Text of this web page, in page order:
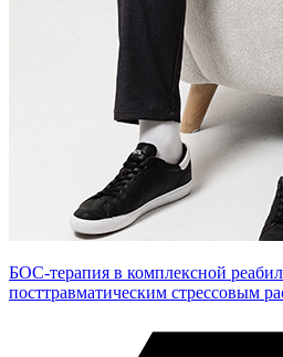
БОС-терапия в комплексной
посттравматическим стрессовым